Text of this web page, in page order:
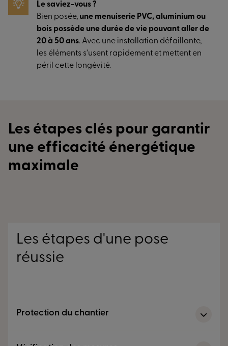
Le saviez-vous ?
Bien posée, une menuiserie PVC, aluminium ou
bois possède une durée de vie pouvant aller de
20 à 50 ans. Avec une installation défaillante,
les éléments s’usent rapidement et mettent en
péril cette longévité.
Les étapes clés pour garantir
une efficacité énergétique
maximale
Les étapes d'une pose
réussie
Protection du chantier